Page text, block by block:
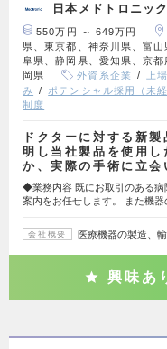
日本メドトロニッ
550万円 ～ 649万円
県、東京都、神奈川県、富
阜県、静岡県、愛知県、京
岡県
外資系企業 上
み
ポテンシャル採用（未経
制度
ドクターに対する新
明し当社製品を使用
か、実際の手術に立
◆業務内容 既にお取引のある病
案内をお任せします。 また機
会社概要 医療機器の製造、
興味あ